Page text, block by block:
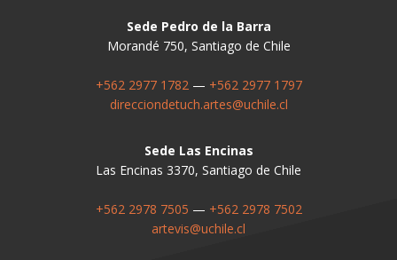
Sede Pedro de la Barra
Morandé 750, Santiago de Chile
+562 2977 1782— +562 2977 1797
direcciondetuch.artes@uchile.cl
Sede Las Encinas
Las Encinas 3370, Santiago de Chile
+562 2978 7505 — +562 2978 7502
artevis@uchile.cl